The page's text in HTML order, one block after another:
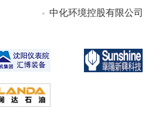
中化环境控股有限公司